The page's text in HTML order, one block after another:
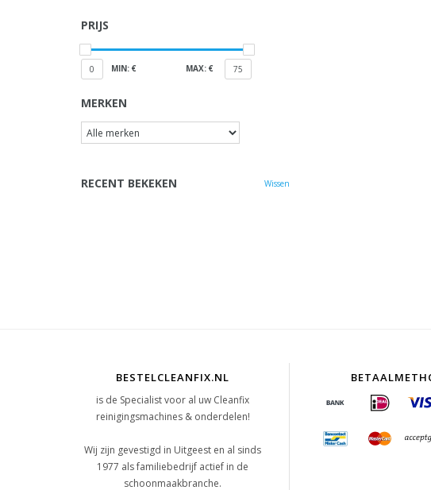
PRIJS
0 MIN: € MAX: € 75
MERKEN
RECENT BEKEKEN Wissen
BESTELCLEANFIX.NL
is de Specialist voor al uw Cleanfix
reinigingsmachines & onderdelen!
Wij zijn gevestigd in Uitgeest en al sinds
1977 als familiebedrijf actief in de
schoonmaakbranche.